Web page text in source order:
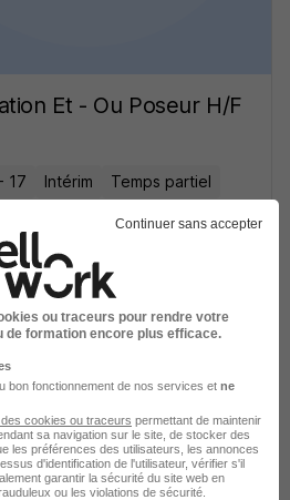
Et - Ou Poseur H/F
17 Intérim Temps partiel
disponible depuis le 02/07/26
Et - Ou Poseur H/F
17 Intérim Temps partiel
Continuer sans accepter
ou traceurs pour rendre votre
de formation encore plus efficace.
bon fonctionnement de nos services et ne
cookies ou traceurs permettant de maintenir
sa navigation sur le site, de stocker des
les préférences des utilisateurs, les annonces
d'identification de l'utilisateur, vérifier s'il
garantir la sécurité du site web en
ou les violations de sécurité.